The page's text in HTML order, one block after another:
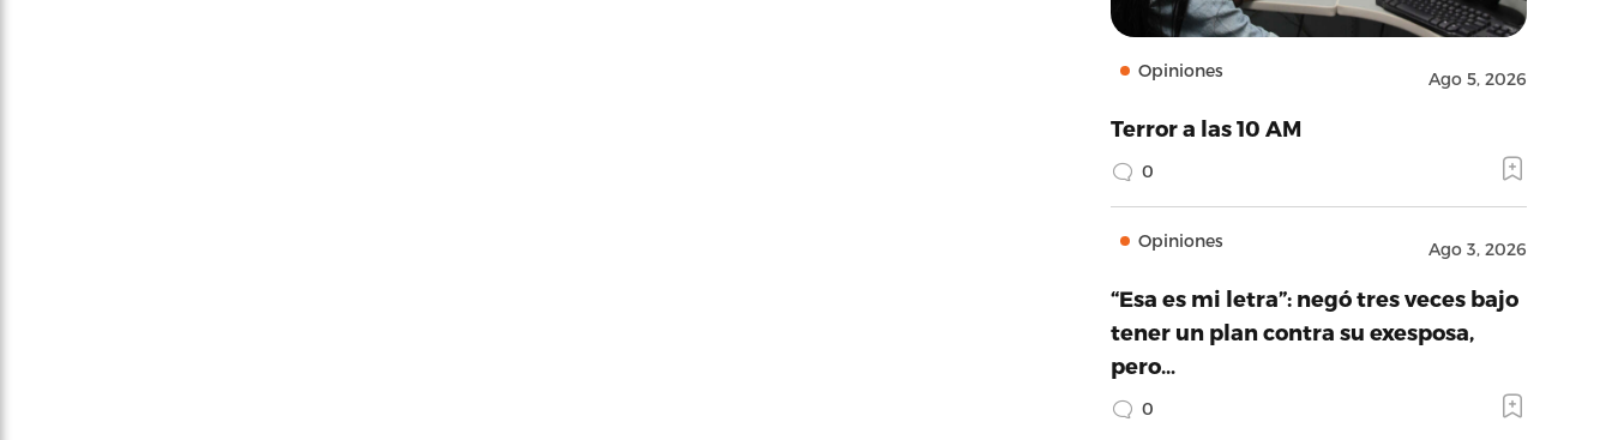
Opiniones Ago 5, 2026
Terror a las 10 AM
0
Opiniones Ago 3, 2026
“Esa es mi letra”: negó tres veces bajo
tener un plan contra su exesposa,
pero…
0